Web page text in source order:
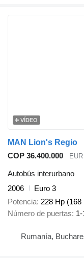
VÍDEO
MAN Lion's Regio
COP 36.400.000
Autobús interurbano
2006
Euro 3
Potencia 228 Hp (168
Número de puertas
Rumanía,